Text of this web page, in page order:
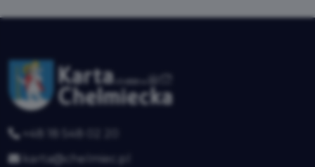
+48 18 548 02 20
karta@chelmiec.pl